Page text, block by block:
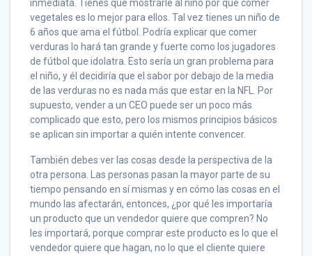
inmediata. Tienes que mostrarle al niño por qué comer
vegetales es lo mejor para ellos. Tal vez tienes un niño de
6 años que ama el fútbol. Podría explicar que comer
verduras lo hará tan grande y fuerte como los jugadores
de fútbol que idolatra. Esto sería un gran problema para
el niño, y él decidiría que el sabor por debajo de la media
de las verduras no es nada más que estar en la NFL. Por
supuesto, vender a un CEO puede ser un poco más
complicado que esto, pero los mismos principios básicos
se aplican sin importar a quién intente convencer.
También debes ver las cosas desde la perspectiva de la
otra persona. Las personas pasan la mayor parte de su
tiempo pensando en sí mismas y en cómo las cosas en el
mundo las afectarán, entonces, ¿por qué les importaría
un producto que un vendedor quiere que compren? No
les importará, porque comprar este producto es lo que el
vendedor quiere que hagan, no lo que el cliente quiere